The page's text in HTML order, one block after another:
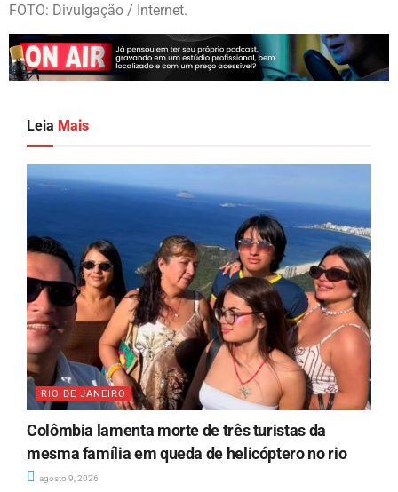
FOTO: Divulgação / Internet.
Leia Mais
RIO DE JANEIRO
Colômbia lamenta morte de três turistas da
mesma família em queda de helicóptero no rio
agosto 9, 2026